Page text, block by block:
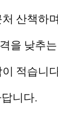
산책하
을 낮추
적습니
니다.